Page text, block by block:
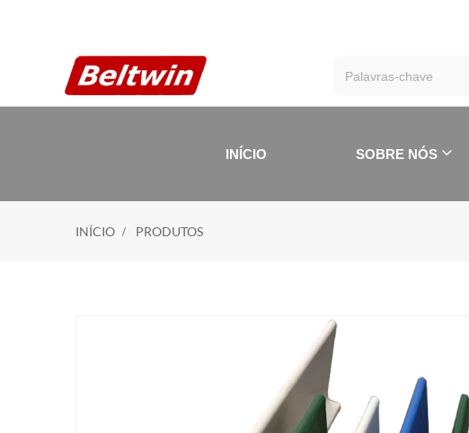
INÍCIO SOBRE NÓS
INÍCIO PRODUTOS